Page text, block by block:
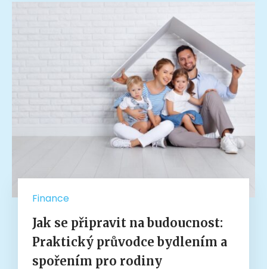
Finance
Jak se připravit na budoucnost:
Praktický průvodce bydlením a
spořením pro rodiny